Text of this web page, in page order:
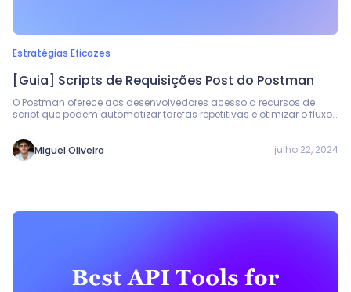
Estratégias Eficazes
[Guia] Scripts de Requisições Post do Postman
O Postman oferece aos desenvolvedores acesso a recursos de
script que podem automatizar tarefas repetitivas e otimizar o fluxo
Miguel Oliveira
julho 22, 2024